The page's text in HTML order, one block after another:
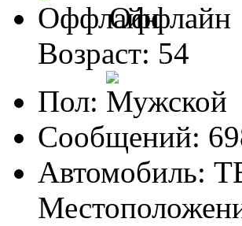
Оффлайн
Возраст: 54
Пол:
Сообщений:
Автомобиль: